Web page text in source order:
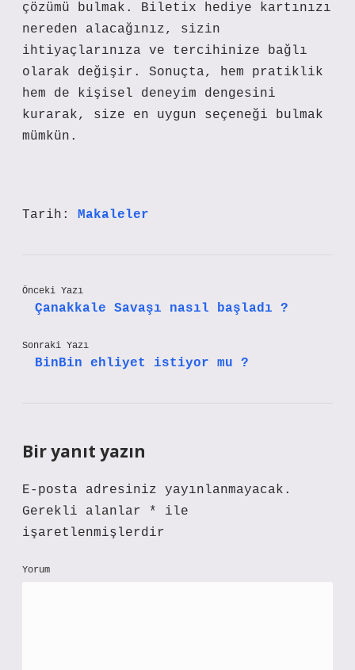
çözümü bulmak. Biletix hediye kartınızı
nereden alacağınız, sizin
ihtiyaçlarınıza ve tercihinize bağlı
olarak değişir. Sonuçta, hem pratiklik
hem de kişisel deneyim dengesini
kurarak, size en uygun seçeneği bulmak
mümkün.
Tarih: Makaleler
Önceki Yazı
Çanakkale Savaşı nasıl başladı ?
Sonraki Yazı
BinBin ehliyet istiyor mu ?
Bir yanıt yazın
E-posta adresiniz yayınlanmayacak.
Gerekli alanlar
*
ile
işaretlenmişlerdir
Yorum